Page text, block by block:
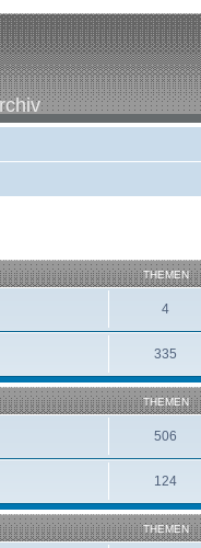
THEMEN
4
335
THEMEN
506
124
THEMEN